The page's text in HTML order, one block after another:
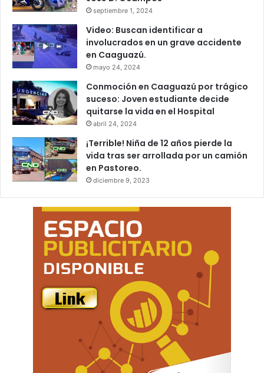
septiembre 1, 2024
Video: Buscan identificar a
involucrados en un grave accidente
en Caaguazú.
mayo 24, 2024
Conmoción en Caaguazú por trágico
suceso: Joven estudiante decide
quitarse la vida en el Hospital
abril 24, 2024
¡Terrible! Niña de 12 años pierde la
vida tras ser arrollada por un camión
en Pastoreo.
diciembre 9, 2023